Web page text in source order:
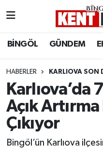
BİNGÖL GÜNDEM
HABERLER KARLIOVA SON
Karlıova’da
Açık Artırma
Çıkıyor
Bingöl’ün Karlıova
BİLİM-TEKNOLOJİ
DÜNYA
EĞİTİM
Bingöl Hava
Bingöl Namaz
Bingöl Trafik